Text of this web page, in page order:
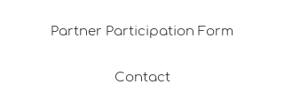
Partner Participation Form
Contact